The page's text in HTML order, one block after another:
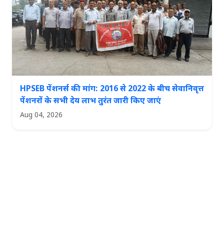
HPSEB पेंशनर्स की मांग: 2016 से 2022 के बीच सेवानिवृत्त
पेंशनरों के सभी देय लाभ तुरंत जारी किए जाएं
Aug 04, 2026